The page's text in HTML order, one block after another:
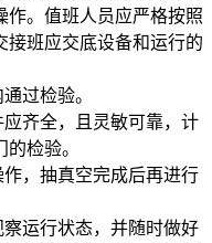
作。值班人员应严格按照
接班应交底设备和运行的
过检验。
齐全，且灵敏可靠，计
检验。
，抽真空完成后再进行
运行状态，并随时做好